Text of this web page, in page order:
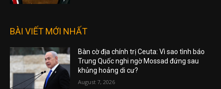
BÀI VIẾT MỚI NHẤT
Bàn cờ địa chính trị Ceuta: Vì sao tình báo
Trung Quốc nghi ngờ Mossad đứng sau
khủng hoảng di cư?
August 7, 2026